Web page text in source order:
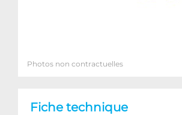
Photos non contractuelles
Fiche technique